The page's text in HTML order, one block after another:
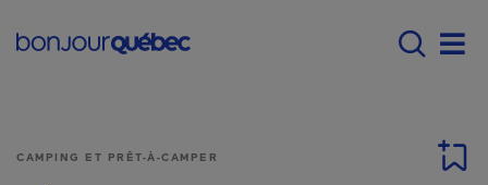
Main navigation -
CAMPING ET PRÊT-À-CAMPER